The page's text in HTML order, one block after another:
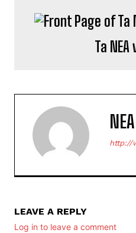
Ta
http://
LEAVE A REPLY
Log in to leave a comment